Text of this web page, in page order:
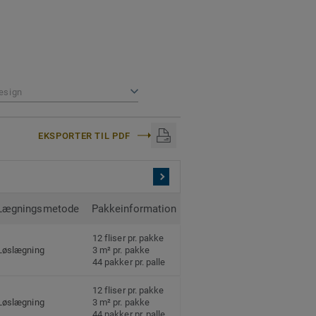
EKSPORTER TIL PDF
Pakkeinformation
12 fliser pr. pakke
3 m² pr. pakke
44 pakker pr. palle
12 fliser pr. pakke
3 m² pr. pakke